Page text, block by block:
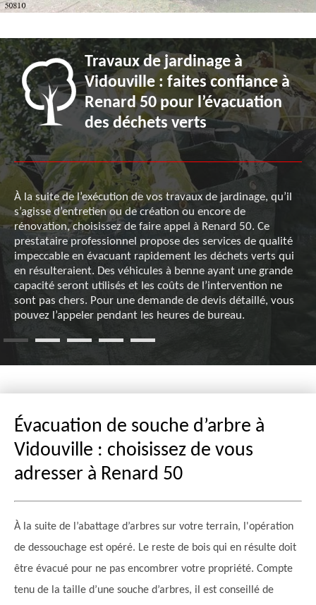
Travaux de jardinage à
Vidouville : faites confiance à
Renard 50 pour l’évacuation
des déchets verts
À la suite de l’exécution de vos travaux de jardinage, qu’il
s’agisse d’entretien ou de création ou encore de
rénovation, choisissez de faire appel à Renard 50. Ce
prestataire professionnel propose des services de qualité
impeccable en évacuant rapidement les déchets verts qui
en résulteraient. Des véhicules à benne ayant une grande
capacité seront utilisés et les coûts de l’intervention ne
sont pas chers. Pour une demande de devis détaillé, vous
pouvez l’appeler pendant les heures de bureau.
Évacuation de souche d’arbre à
Vidouville : choisissez de vous
adresser à Renard 50
À la suite de l’abattage d’arbres sur votre terrain, l'opération
de dessouchage est opéré. Le reste de bois qui en résulte doit
être évacué pour ne pas encombrer votre propriété. Compte
tenu de la taille d’une souche d’arbres, il est conseillé de